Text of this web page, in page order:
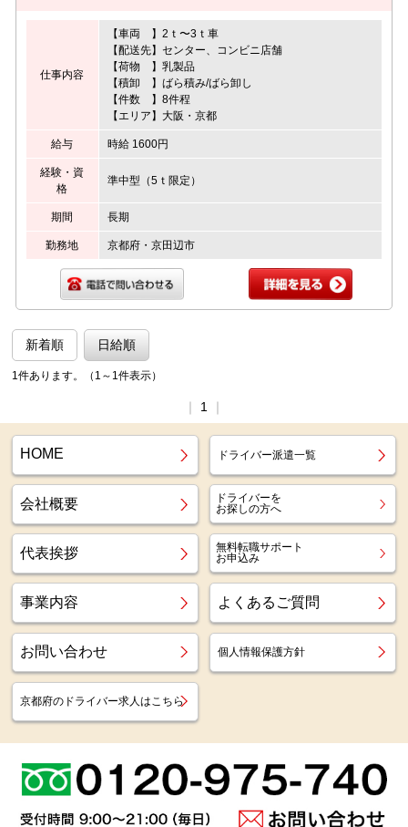
仕事内容
【車両 】2ｔ〜3ｔ車
【配送先】センター、コンビニ店舗
【荷物 】乳製品
【積卸 】ばら積み/ばら卸し
【件数 】8件程
【エリア】大阪・京都
給与 時給 1600円
経験・資
格
準中型（5ｔ限定）
期間 長期
勤務地 京都府・京田辺市
新着順 日給順
1件あります。（1～1件表示）
1
HOME ドライバー派遣一覧
会社概要
ドライバーを
お探しの方へ
代表挨拶
無料転職サポート
お申込み
事業内容 よくあるご質問
お問い合わせ 個人情報保護方針
京都府のドライバー求人はこちら